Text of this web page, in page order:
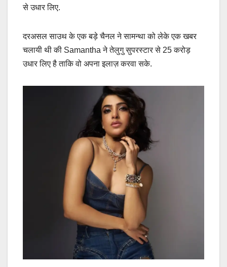
से उधार लिए.
दरअसल साउथ के एक बड़े चैनल ने सामन्था को लेके एक खबर
चलायी थी की Samantha ने तेलुगु सुपरस्टार से 25 करोड़
उधार लिए है ताकि वो अपना इलाज़ करवा सके.